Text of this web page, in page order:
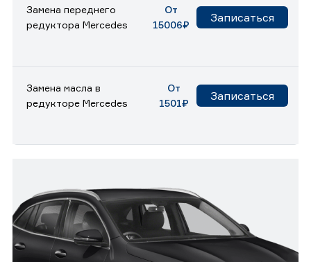
Замена переднего
редуктора Mercedes
От
15006₽
Записаться
Замена масла в
редукторе Mercedes
От
1501₽
Записаться